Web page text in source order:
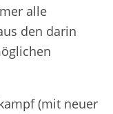
alle
den darin
(mit neuer